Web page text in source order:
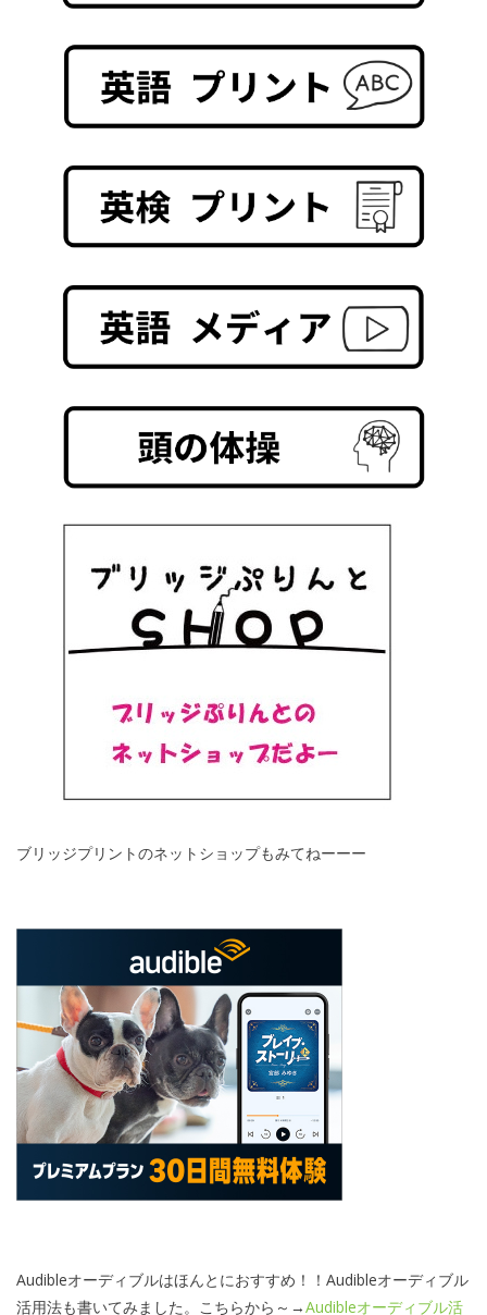
ブリッジプリントのネットショップもみてねーーー
Audibleオーディブルはほんとにおすすめ！！Audibleオーディブル
活用法も書いてみました。こちらから～→Audibleオーディブル活